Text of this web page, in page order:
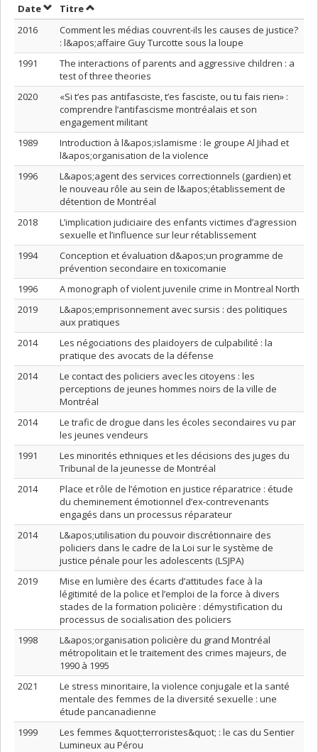
DateTrier par date en ordre croissant
TitreTrier par titre en ordre croissant
2016
Comment les médias couvrent-ils les causes de justice?
: l&apos;affaire Guy Turcotte sous la loupe
1991
The interactions of parents and aggressive children : a
test of three theories
2020
«Si t’es pas antifasciste, t’es fasciste, ou tu fais rien» :
comprendre l’antifascisme montréalais et son
engagement militant
1989
Introduction à l&apos;islamisme : le groupe Al Jihad et
l&apos;organisation de la violence
1996
L&apos;agent des services correctionnels (gardien) et
le nouveau rôle au sein de l&apos;établissement de
détention de Montréal
2018
L’implication judiciaire des enfants victimes d’agression
sexuelle et l’influence sur leur rétablissement
1994
Conception et évaluation d&apos;un programme de
prévention secondaire en toxicomanie
1996
A monograph of violent juvenile crime in Montreal North
2019
L&apos;emprisonnement avec sursis : des politiques
aux pratiques
2014
Les négociations des plaidoyers de culpabilité : la
pratique des avocats de la défense
2014
Le contact des policiers avec les citoyens : les
perceptions de jeunes hommes noirs de la ville de
Montréal
2014
Le trafic de drogue dans les écoles secondaires vu par
les jeunes vendeurs
1991
Les minorités ethniques et les décisions des juges du
Tribunal de la jeunesse de Montréal
2014
Place et rôle de l’émotion en justice réparatrice : étude
du cheminement émotionnel d’ex-contrevenants
engagés dans un processus réparateur
2014
L&apos;utilisation du pouvoir discrétionnaire des
policiers dans le cadre de la Loi sur le système de
justice pénale pour les adolescents (LSJPA)
2019
Mise en lumière des écarts d’attitudes face à la
légitimité de la police et l’emploi de la force à divers
stades de la formation policière : démystification du
processus de socialisation des policiers
1998
L&apos;organisation policière du grand Montréal
métropolitain et le traitement des crimes majeurs, de
1990 à 1995
2021
Le stress minoritaire, la violence conjugale et la santé
mentale des femmes de la diversité sexuelle : une
étude pancanadienne
1999
Les femmes &quot;terroristes&quot; : le cas du Sentier
Lumineux au Pérou